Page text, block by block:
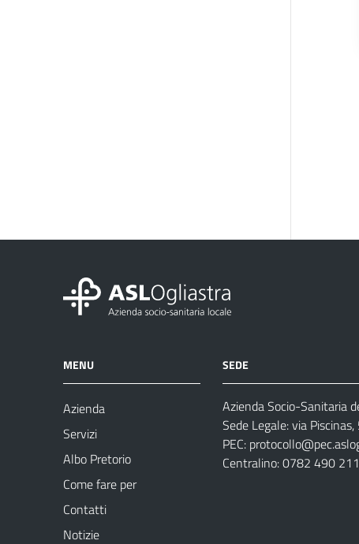
MENU
Azienda
Servizi
Albo Pretorio
Come fare per
Contatti
Notizie
SEDE
Azienda Socio-Sanitaria
Sede Legale: via
PEC:
Centralino: 0782 490 211